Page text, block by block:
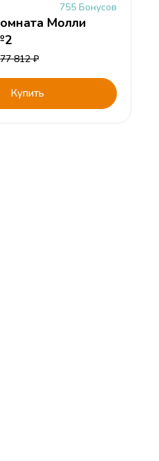
755 Бонусов
Молли
77 812₽
Купить